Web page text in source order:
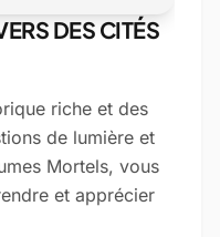
DES CITÉS
riche et des
de lumière et
Mortels, vous
et apprécier